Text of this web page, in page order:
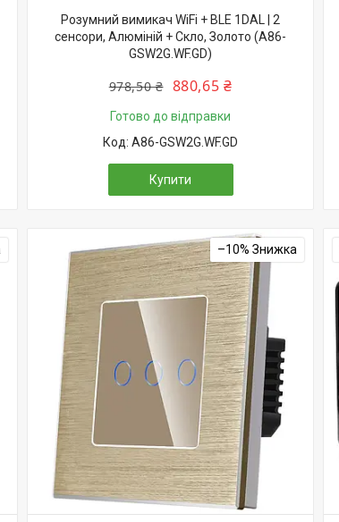
Розумний вимикач WiFi + BLE 1DAL | 2
сенсори, Алюміній + Скло, Золото (A86-
GSW2G.WF.GD)
978,50 ₴ 880,65 ₴
Готово до відправки
A86-GSW2G.WF.GD
Купити
–10%